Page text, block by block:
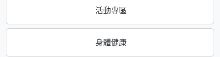
活動專區
身體健康